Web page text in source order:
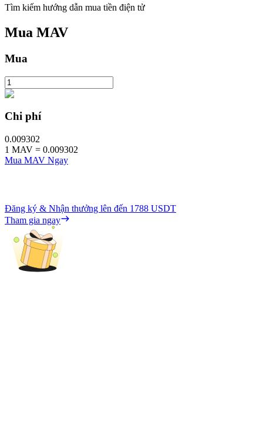
Tìm kiếm hướng dẫn mua tiền điện tử
Mua MAV
Mua
Chi phí
0.009302
1 MAV = 0.009302
Mua MAV Ngay
Đăng ký & Nhận thưởng lên đến 1788 USDT
Tham gia ngay